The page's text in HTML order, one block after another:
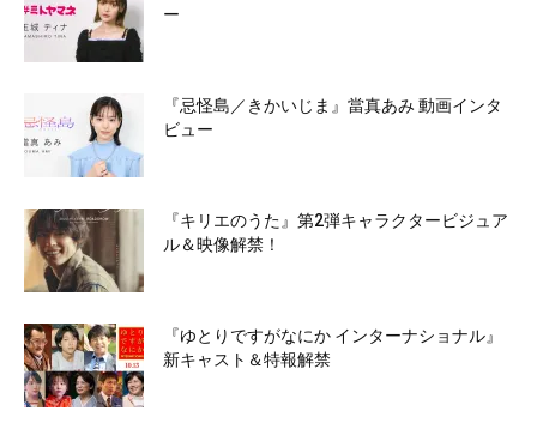
ー
『忌怪島／きかいじま』當真あみ 動画インタ
ビュー
『キリエのうた』第2弾キャラクタービジュア
ル＆映像解禁！
『ゆとりですがなにか インターナショナル』
新キャスト＆特報解禁